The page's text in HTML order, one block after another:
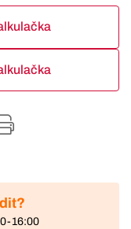
16:00